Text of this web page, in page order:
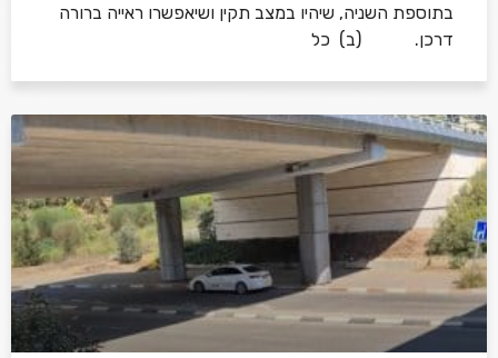
בתוספת השניה, שיהיו במצב תקין ושיאפשרו ראייה ברורה
דרכן. (ב) כל